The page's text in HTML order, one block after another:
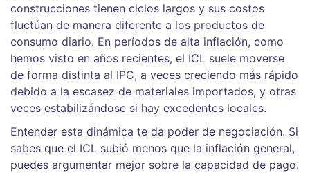
construcciones tienen ciclos largos y sus costos
fluctúan de manera diferente a los productos de
consumo diario. En períodos de alta inflación, como
hemos visto en años recientes, el ICL suele moverse
de forma distinta al IPC, a veces creciendo más rápido
debido a la escasez de materiales importados, y otras
veces estabilizándose si hay excedentes locales.
Entender esta dinámica te da poder de negociación. Si
sabes que el ICL subió menos que la inflación general,
puedes argumentar mejor sobre la capacidad de pago.